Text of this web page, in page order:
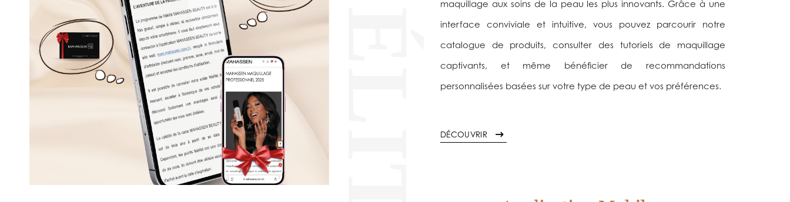
maquillage aux soins de la peau les plus innovants. Grâce à une
interface conviviale et intuitive, vous pouvez parcourir notre
catalogue de produits, consulter des tutoriels de maquillage
captivants, et même bénéficier de recommandations
personnalisées basées sur votre type de peau et vos préférences.
DÉCOUVRIR